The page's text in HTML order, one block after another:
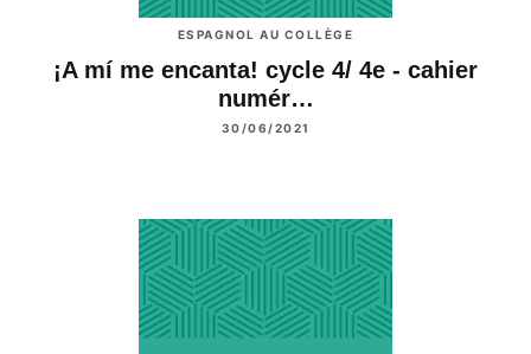
ESPAGNOL AU COLLÈGE
¡A mí me encanta! cycle 4/ 4e - cahier
numér…
30/06/2021